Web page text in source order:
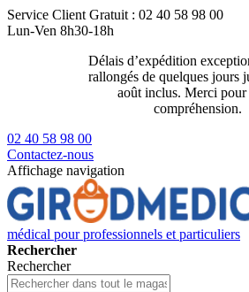
Service Client Gratuit : 02 40 58 98 00
Lun-Ven 8h30-18h
Délais d’expédition
rallongés de quelques jours
août inclus. Merci
compréhension.
02 40 58 98 00
Contactez-nous
Affichage navigation
médical pour professionnels et particuliers
Rechercher
Rechercher